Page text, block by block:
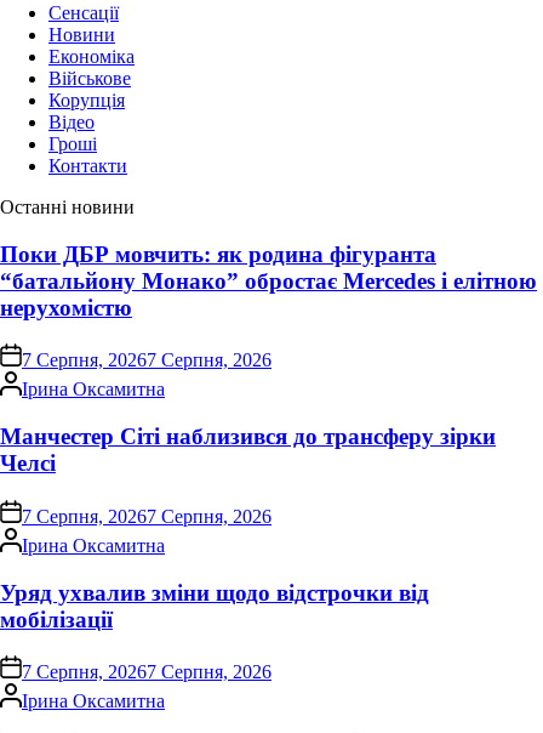
Сенсації
Новини
Економіка
Військове
Корупція
Відео
Гроші
Контакти
Останні новини
Поки ДБР мовчить: як родина фігуранта
“батальйону Монако” обростає Mercedes і елітною
нерухомістю
on 7 Серпня, 20267 Серпня, 2026
Опубліковано
Ірина Оксамитна
Манчестер Сіті наблизився до трансферу зірки
Челсі
on 7 Серпня, 20267 Серпня, 2026
Опубліковано
Ірина Оксамитна
Уряд ухвалив зміни щодо відстрочки від
мобілізації
on 7 Серпня, 20267 Серпня, 2026
Опубліковано
Ірина Оксамитна